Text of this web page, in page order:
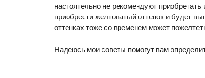
настоятельно не рекомендуют
приобрести желтоватый оттенок и будет
оттенках тоже со временем может
Надеюсь мои советы помогут вам